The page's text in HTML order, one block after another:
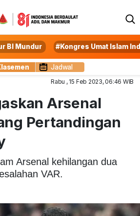
BI Mundur #Kongres Umat Islam
Jadwal
Rabu , 15 Feb 2023, 06:46 WIB
Arsenal
Pertandingan
Arsenal kehilangan dua
VAR.